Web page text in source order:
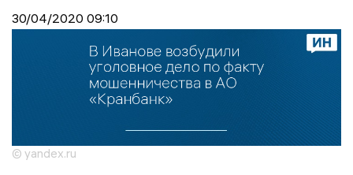
30/04/2020 09:10
© yandex.ru